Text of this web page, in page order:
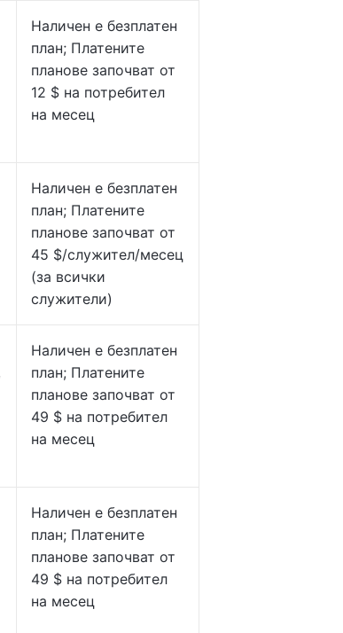
Наличен е безплатен
план; Платените
планове започват от
12 $ на потребител
на месец
Наличен е безплатен
план; Платените
планове започват от
45 $/служител/месец
(за всички
служители)
Наличен е безплатен
план; Платените
планове започват от
49 $ на потребител
на месец
Наличен е безплатен
план; Платените
планове започват от
49 $ на потребител
на месец